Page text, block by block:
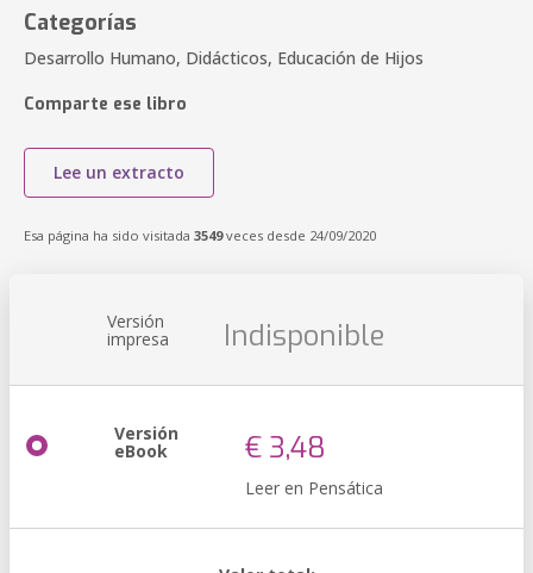
Categorías
Desarrollo Humano, Didácticos, Educación de Hijos
Comparte ese libro
Lee un extracto
Esa página ha sido visitada 3549veces desde 24/09/2020
Versión
impresa Indisponible
Versión
eBook € 3,48
Leer en Pensática